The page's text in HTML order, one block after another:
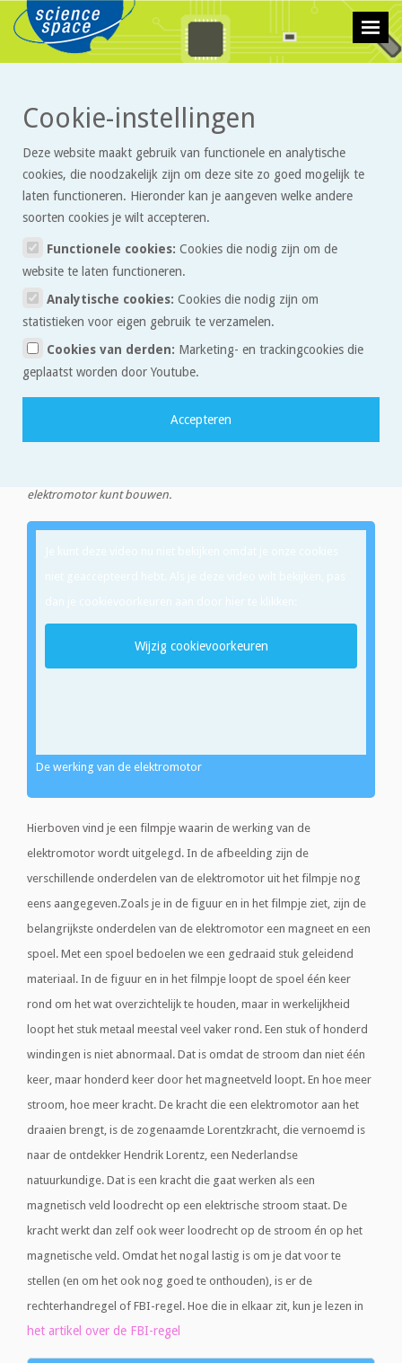
Technologie Artikelen > Werking van de elektromotor
Werking van de elektromotor
Zonder elektromotoren, dus motoren die een elektrische stroom
kunnen omzetten in beweging, zou onze moderne wereld bij wijze
van spreken zelf niet meer draaien. Ze zitten in zo ongeveer alles
wat beweegt: van cd-spelers en magnetrons tot hijskranen en
treinen. Ze bestaan in alle soorten en maten. De trilfunctie van je
mobieltje werkt met een klein elektromotortje, maar er worden
ook hele polders drooggehouden met pompen die op een
elektromotor werken. En ook de elektrische auto, die zelf geen
uitlaatgassen uitstoot, is in opkomst. En het is nog niet eens
moeilijk om er zelf een te maken. Hier lees je hoe de elektromotor
elektromotor kunt bouwen.
Wijzig cookievoorkeuren
De werking van de elektromotor
Hierboven vind je een filmpje waarin de werking van de
elektromotor wordt uitgelegd. In de afbeelding zijn de
verschillende onderdelen van de elektromotor uit het filmpje nog
eens aangegeven.Zoals je in de figuur en in het filmpje ziet, zijn de
belangrijkste onderdelen van de elektromotor een magneet en een
spoel. Met een spoel bedoelen we een gedraaid stuk geleidend
materiaal. In de figuur en in het filmpje loopt de spoel één keer
rond om het wat overzichtelijk te houden, maar in werkelijkheid
loopt het stuk metaal meestal veel vaker rond. Een stuk of honderd
windingen is niet abnormaal. Dat is omdat de stroom dan niet één
keer, maar honderd keer door het magneetveld loopt. En hoe meer
stroom, hoe meer kracht. De kracht die een elektromotor aan het
draaien brengt, is de zogenaamde Lorentzkracht, die vernoemd is
naar de ontdekker Hendrik Lorentz, een Nederlandse
natuurkundige. Dat is een kracht die gaat werken als een
magnetisch veld loodrecht op een elektrische stroom staat. De
kracht werkt dan zelf ook weer loodrecht op de stroom én op het
magnetische veld. Omdat het nogal lastig is om je dat voor te
stellen (en om het ook nog goed te onthouden), is er de
rechterhandregel of FBI-regel. Hoe die in elkaar zit, kun je lezen in
het artikel over de FBI-regel
Cookie-instellingen
Deze website maakt gebruik van functionele en analytische
cookies, die noodzakelijk zijn om deze site zo goed mogelijk te
laten functioneren. Hieronder kan je aangeven welke andere
soorten cookies je wilt accepteren.
Functionele cookies: Cookies die nodig zijn om de
website te laten functioneren.
Analytische cookies: Cookies die nodig zijn om
statistieken voor eigen gebruik te verzamelen.
Cookies van derden: Marketing- en trackingcookies die
geplaatst worden door Youtube.